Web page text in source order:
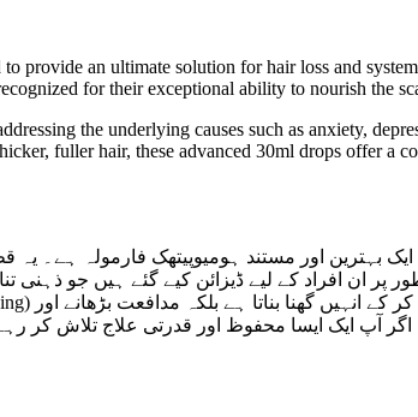
provide an ultimate solution for hair loss and
for their exceptional ability to nourish the
the underlying causes such as anxiety,
fuller hair, these advanced 30ml drops offer a